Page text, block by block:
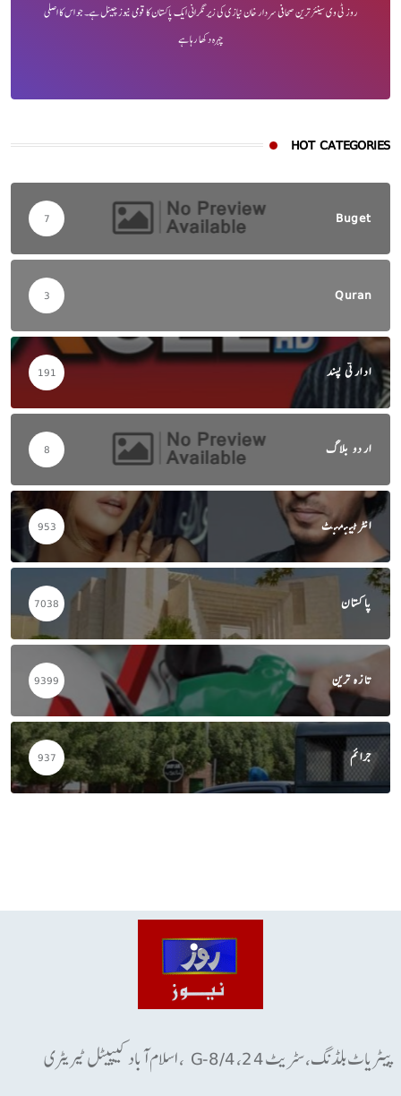
روز ٹی وی سینئر ترین صحافی سردار خان نیازی کی زیر نگرانی ایک پاکستان کا قومی نیوز چینل ہے۔ جو اس کا اصلی
چہرہ دکھا رہا ہے
HOT CATEGORIES
Buget
7
Quran
3
ادارتی پسند 191
اردو بلاگ 8
انٹرٹینمنٹ 953
پاکستان 7038
تازہ ترین 9399
جرائم 937
پیٹریاٹ بلڈنگ، سٹریٹ 24، G-8/4 ، اسلام آباد کیپیٹل ٹیریٹری